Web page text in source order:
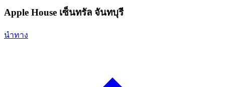
Apple House เซ็นทรัล จันทบุรี
นำทาง